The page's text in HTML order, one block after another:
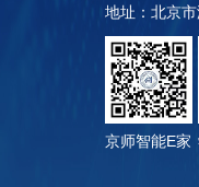
地址：北京
京师智能E家